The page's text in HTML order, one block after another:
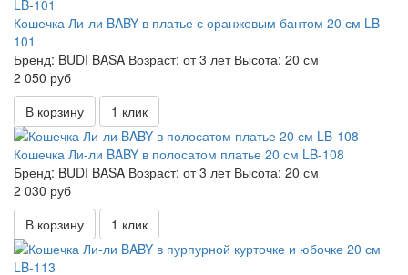
Кошечка Ли-ли BABY в платье с оранжевым бантом 20 см LB-
101
Бренд: BUDI BASA Возраст: от 3 лет Высота: 20 см
2 050 руб
В корзину
1 клик
Кошечка Ли-ли BABY в полосатом платье 20 см LB-108
Бренд: BUDI BASA Возраст: от 3 лет Высота: 20 см
2 030 руб
В корзину
1 клик